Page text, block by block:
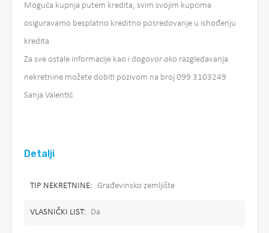
Moguća kupnja putem kredita, svim svojim kupcima
osiguravamo besplatno kreditno posredovanje u ishođenju
kredita.
Za sve ostale informacije kao i dogovor oko razgledavanja
nekretnine možete dobiti pozivom na broj 099 3103249
Sanja Valentić
Detalji
TIP NEKRETNINE: Građevinsko zemljište
VLASNIČKI LIST: Da